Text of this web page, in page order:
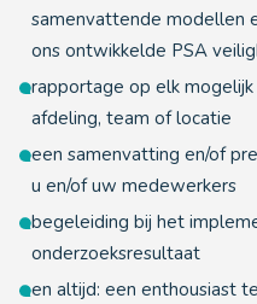
samenvattende modellen
ons ontwikkelde PSA
rapportage op elk
afdeling, team of locatie
een samenvatting en/of
u en/of uw medewerkers
begeleiding bij het
onderzoeksresultaat
en altijd: een enthousiast